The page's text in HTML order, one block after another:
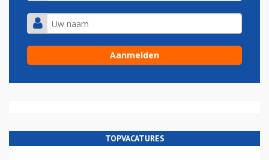
TOPVACATURES